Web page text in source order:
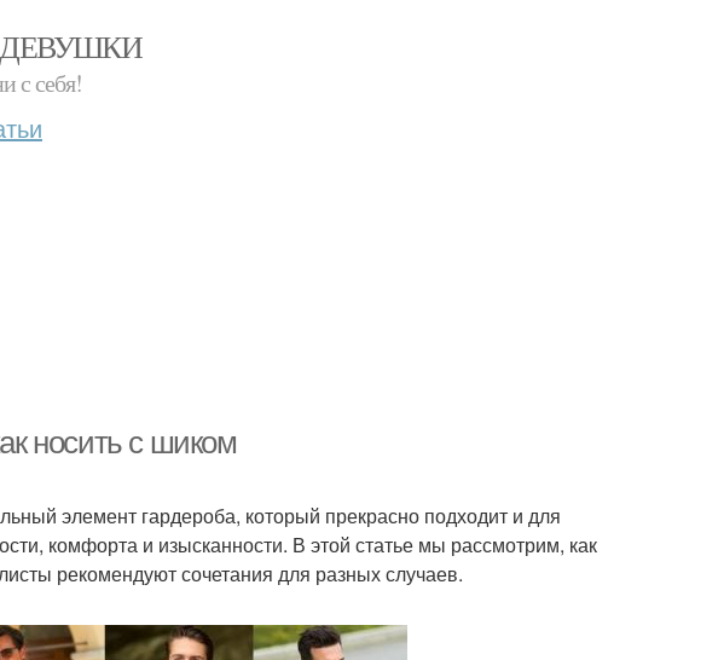
ДЕВУШКИ
с себя!
носить с шиком
элемент гардероба, который прекрасно подходит и для
комфорта и изысканности. В этой статье мы рассмотрим, как
рекомендуют сочетания для разных случаев.